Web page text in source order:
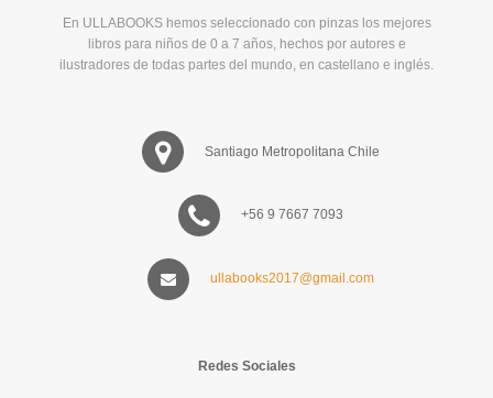
En ULLABOOKS hemos seleccionado con pinzas los mejores
libros para niños de 0 a 7 años, hechos por autores e
ilustradores de todas partes del mundo, en castellano e inglés.
Santiago Metropolitana Chile
+56 9 7667 7093
ullabooks2017@gmail.com
Redes Sociales